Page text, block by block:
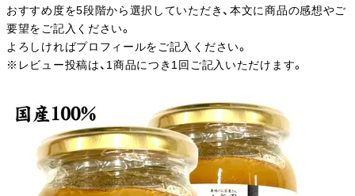
おすすめ度を5段階から選択していただき、本文に商品の感想やご
要望をご記入ください。
よろしければプロフィールをご記入ください。
※レビュー投稿は、1商品につき1回ご記入いただけます。